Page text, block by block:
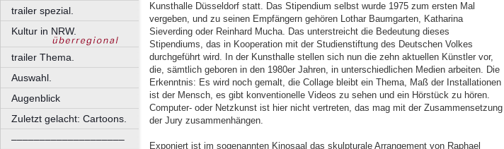
trailer spezial.
Kultur in NRW.
trailer Thema.
Auswahl.
Augenblick
Zuletzt gelacht: Cartoons.
––––––––––––––––––––
Kunsthalle Düsseldorf statt. Das Stipendium selbst wurde 1975 zum ersten Mal
vergeben, und zu seinen Empfängern gehören Lothar Baumgarten, Katharina
Sieverding oder Reinhard Mucha. Das unterstreicht die Bedeutung dieses
Stipendiums, das in Kooperation mit der Studienstiftung des Deutschen Volkes
durchgeführt wird. In der Kunsthalle stellen sich nun die zehn aktuellen Künstler vor,
die, sämtlich geboren in den 1980er Jahren, in unterschiedlichen Medien arbeiten. Die
Erkenntnis: Es wird noch gemalt, die Collage bleibt ein Thema, Maß der Installationen
ist der Mensch, es gibt konventionelle Videos zu sehen und ein Hörstück zu hören.
Computer- oder Netzkunst ist hier nicht vertreten, das mag mit der Zusammensetzung
der Jury zusammenhängen.
Exponiert ist im sogenannten Kinosaal das skulpturale Arrangement von Raphael